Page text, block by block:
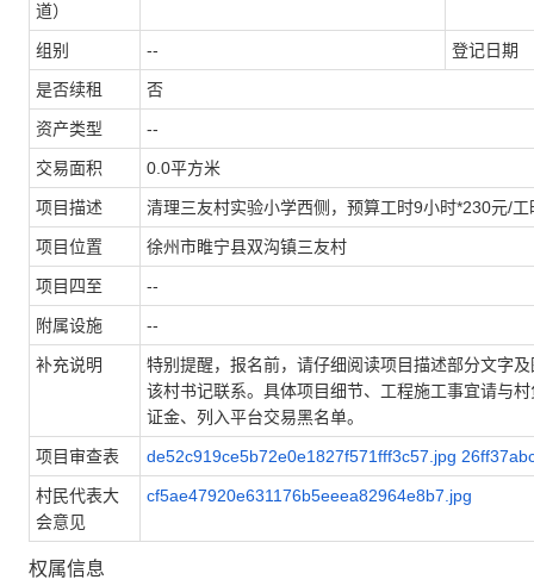
道）
组别 -- 登记日期
是否续租 否
资产类型 --
交易面积 0.0平方米
项目描述 清理三友村实验小学西侧，预算工时9小时*230元/
项目位置 徐州市睢宁县双沟镇三友村
项目四至 --
附属设施 --
补充说明
特别提醒，报名前，请仔细阅读项目描述部分文字
该村书记联系。具体项目细节、工程施工事宜请与
证金、列入平台交易黑名单。
项目审查表 de52c919ce5b72e0e1827f571fff3c57.jpg
村民代表大
会意见
cf5ae47920e631176b5eeea82964e8b7.jpg
权属信息